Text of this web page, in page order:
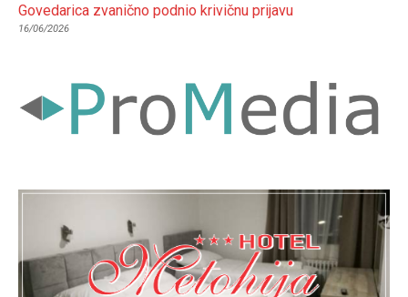
Govedarica zvanično podnio krivičnu prijavu
16/06/2026